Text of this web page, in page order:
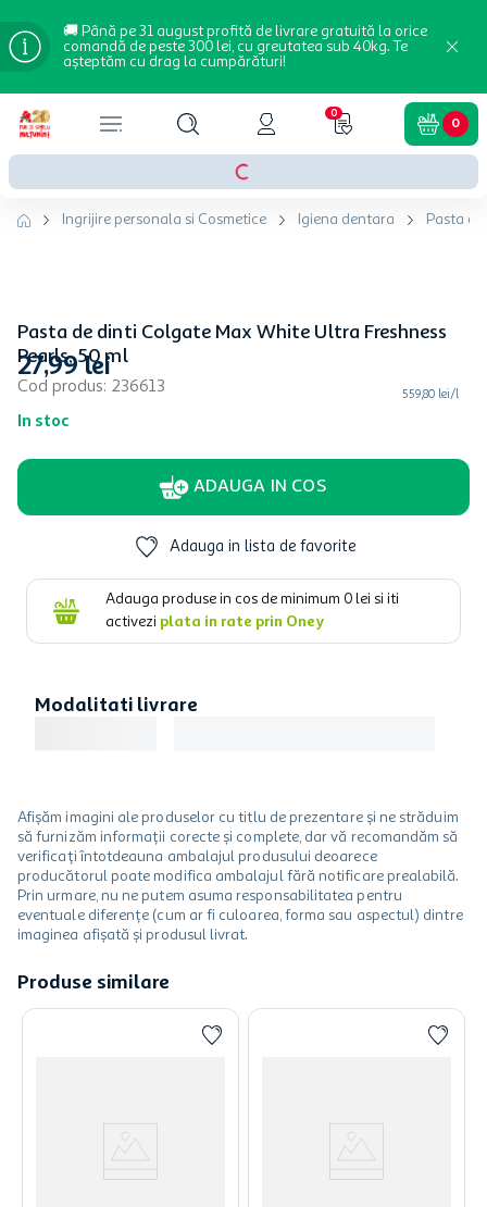
🚚 Până pe 31 august profită de livrare gratuită la orice
comandă de peste 300 lei, cu greutatea sub 40kg. Te
așteptăm cu drag la cumpărături!
0
0
Ingrijire personala si Cosmetice Igiena dentara Pasta
Pasta de dinti Colgate Max White Ultra Freshness
Pearls, 50 ml
Cod produs: 236613
In stoc
27,99 lei
559,80 lei/l
ADAUGA IN COS
Adauga in lista de favorite
Adauga produse in cos de minimum 0 lei si iti
activezi plata in rate prin Oney
Modalitati livrare
Afișăm imagini ale produselor cu titlu de prezentare și ne străduim
să furnizăm informații corecte și complete, dar vă recomandăm să
verificați întotdeauna ambalajul produsului deoarece
producătorul poate modifica ambalajul fără notificare prealabilă.
Prin urmare, nu ne putem asuma responsabilitatea pentru
eventuale diferențe (cum ar fi culoarea, forma sau aspectul) dintre
imaginea afișată și produsul livrat.
Produse similare